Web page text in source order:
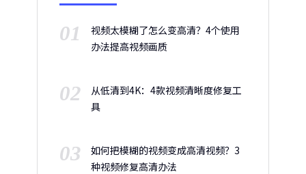
01
视频太模糊了怎么变高清？4个使用
办法提高视频画质
02
从低清到4K：4款视频清晰度修复工
具
03
如何把模糊的视频变成高清视频？3
种视频修复高清办法